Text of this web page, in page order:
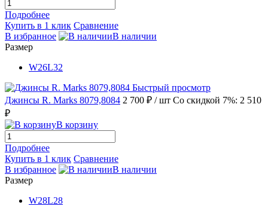
Подробнее
Купить в 1 клик Сравнение
В избранное
В наличии
Размер
W26L32
Быстрый просмотр
Джинсы R. Marks 8079,8084 2 700 ₽ / шт Со скидкой 7%: 2 510
₽
В корзину
Подробнее
Купить в 1 клик Сравнение
В избранное
В наличии
Размер
W28L28